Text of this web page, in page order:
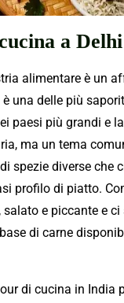
a Delhi
alimentare è un
una delle più
paesi più grandi e
ma un tema
spezie diverse che
profilo di piatto.
salato e piccante e
di carne
di cucina in India